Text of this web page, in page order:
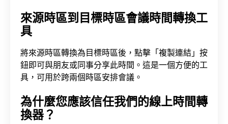
來源時區到目標時區會議時間轉換工
具
將來源時區轉換為目標時區後，點擊「複製連結」按
鈕即可與朋友或同事分享此時間。這是一個方便的工
具，可用於跨兩個時區安排會議。
為什麼您應該信任我們的線上時間轉
換器？